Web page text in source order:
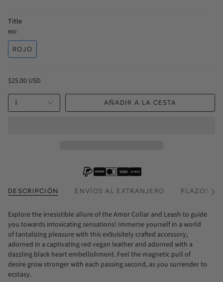
Title
RED
ROJO
$25.00 USD
1 AÑADIR A LA CESTA
DESCRIPCIÓN ENVÍOS AL EXTRANJERO PLAZOSVer
Explore the irresistible allure of the Amor Collar and Leash to guide
you towards intoxicating sensations! Immerse yourself in a world
of tantalizing pleasure with this ex9uisitely crafted accessory,
adorned in a captivating red vegan leather and adorned with a
dazzling black heart embellishment. Feel the magnetic pull of
desire grow stronger with each passing second, as you surrender to
ecstasy.